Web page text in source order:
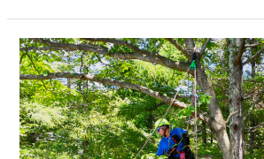
ロ
に
お
任
せ
く
長
野
県
原
村
で